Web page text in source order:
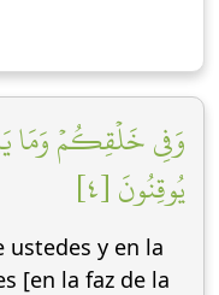
وَفِي خَلۡقِكُمۡ وَمَا
يُوقِنُونَ [٤]
ustedes y en la
[en la faz de la